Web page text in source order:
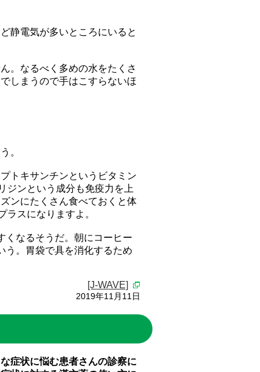
静電気が多いところにいると
。なるべく多めの水をたくさ
しまうので手はこすらないほ
。
トキサンチンというビタミン
ジンという成分も免疫力を上
ンにたくさん食べておくと体
スになりますよ。
くなるそうだ。朝にコーヒー
う。胃袋で具を消化するため
[J-WAVE]
2019年11月11日
症状に悩む患者さんの診察に